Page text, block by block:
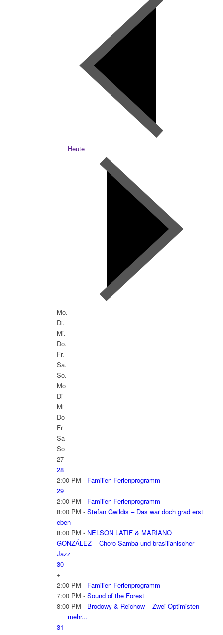
Heute
Mo.
Di.
Mi.
Do.
Fr.
Sa.
So.
Mo
Di
Mi
Do
Fr
Sa
So
27
28
2:00 PM - Familien-Ferienprogramm
29
2:00 PM - Familien-Ferienprogramm
8:00 PM - Stefan Gwildis – Das war doch grad erst
eben
8:00 PM - NELSON LATIF & MARIANO
GONZÁLEZ – Choro Samba und brasilianischer
Jazz
30
+
2:00 PM - Familien-Ferienprogramm
7:00 PM - Sound of the Forest
8:00 PM - Brodowy & Reichow – Zwei Optimisten
mehr...
31